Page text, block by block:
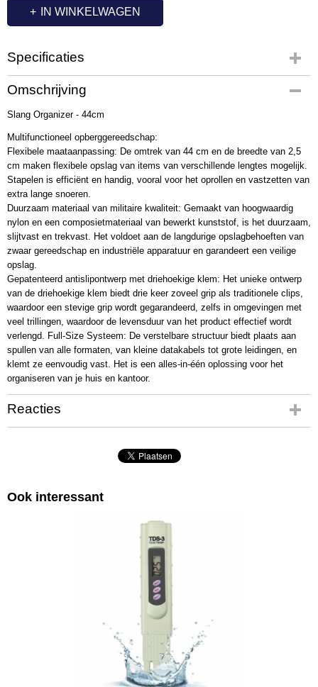
IN WINKELWAGEN
Specificaties
Productcode
OC7266
Omschrijving
Slang Organizer - 44cm
Multifunctioneel opberggereedschap:
Flexibele maataanpassing: De omtrek van 44 cm en de breedte van 2,5
cm maken flexibele opslag van items van verschillende lengtes mogelijk.
Stapelen is efficiënt en handig, vooral voor het oprollen en vastzetten van
extra lange snoeren.
Duurzaam materiaal van militaire kwaliteit: Gemaakt van hoogwaardig
nylon en een composietmateriaal van bewerkt kunststof, is het duurzaam,
slijtvast en trekvast. Het voldoet aan de langdurige opslagbehoeften van
zwaar gereedschap en industriële apparatuur en garandeert een veilige
opslag.
Gepatenteerd antislipontwerp met driehoekige klem: Het unieke ontwerp
van de driehoekige klem biedt drie keer zoveel grip als traditionele clips,
waardoor een stevige grip wordt gegarandeerd, zelfs in omgevingen met
veel trillingen, waardoor de levensduur van het product effectief wordt
verlengd. Full-Size Systeem: De verstelbare structuur biedt plaats aan
spullen van alle formaten, van kleine datakabels tot grote leidingen, en
klemt ze eenvoudig vast. Het is een alles-in-één oplossing voor het
organiseren van je huis en kantoor.
Reacties
Ook interessant